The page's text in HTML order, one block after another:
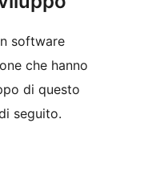
software
che hanno
di questo
seguito.